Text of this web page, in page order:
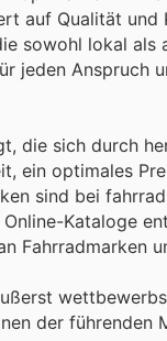
auf Qualität und
sowohl lokal als
jeden Anspruch
die sich durch
ein optimales
sind bei
Kataloge
Fahrradmarken
der führenden